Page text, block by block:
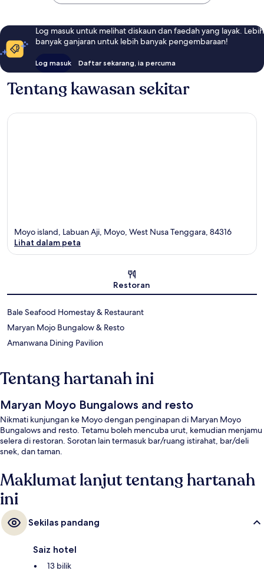
Log masuk untuk melihat diskaun dan faedah yang layak. Lebih
banyak ganjaran untuk lebih banyak pengembaraan!
Log masuk Daftar sekarang, ia percuma
Tentang kawasan sekitar
Peta
Moyo island, Labuan Aji, Moyo, West Nusa Tenggara, 84316
Lihat dalam peta
Restoran
Bale Seafood Homestay & Restaurant
Maryan Mojo Bungalow & Resto
Amanwana Dining Pavilion
Tentang hartanah ini
Maryan Moyo Bungalows and resto
Nikmati kunjungan ke Moyo dengan penginapan di Maryan Moyo
Bungalows and resto. Tetamu boleh mencuba urut, kemudian menjamu
selera di restoran. Sorotan lain termasuk bar/ruang istirahat, bar/deli
snek, dan taman.
Maklumat lanjut tentang hartanah
ini
Sekilas pandang
Saiz hotel
13 bilik